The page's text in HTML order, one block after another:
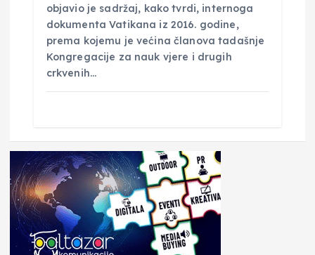
objavio je sadržaj, kako tvrdi, internoga
dokumenta Vatikana iz 2016. godine,
prema kojemu je većina članova tadašnje
Kongregacije za nauk vjere i drugih
crkvenih…